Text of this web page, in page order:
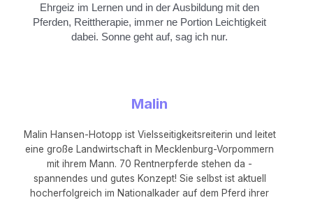
Ehrgeiz im Lernen und in der Ausbildung mit den
Pferden, Reittherapie, immer ne Portion Leichtigkeit
dabei. Sonne geht auf, sag ich nur.
Malin
Malin Hansen-Hotopp ist Vielsseitigkeitsreiterin und leitet
eine große Landwirtschaft in Mecklenburg-Vorpommern
mit ihrem Mann. 70 Rentnerpferde stehen da -
spannendes und gutes Konzept! Sie selbst ist aktuell
hocherfolgreich im Nationalkader auf dem Pferd ihrer